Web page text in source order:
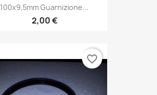
100x9,5mm Guarnizione...
2,00 €
favorite_border